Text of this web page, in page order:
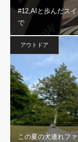
#12,AIと歩んだス
で
アウトドア
この夏の犬連れフ